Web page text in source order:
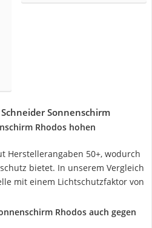
Sonnenschirm
Rhodos hohen
Herstellerangaben 50+, wodurch
bietet. In unserem Vergleich
mit einem Lichtschutzfaktor von
Rhodos auch gegen